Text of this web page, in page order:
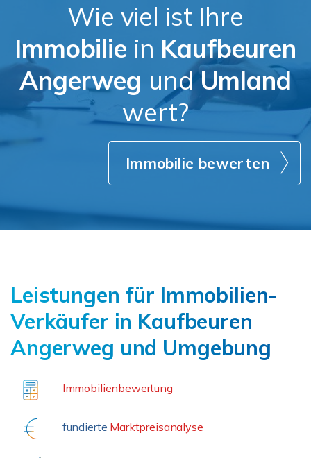
Wie viel ist Ihre
Immobilie in Kaufbeuren
Angerweg undUmland
wert?
Immobilie bewerten
Leistungen für Immobilien-
Verkäufer in Kaufbeuren
Angerweg und Umgebung
Immobilienbewertung
fundierte Marktpreisanalyse